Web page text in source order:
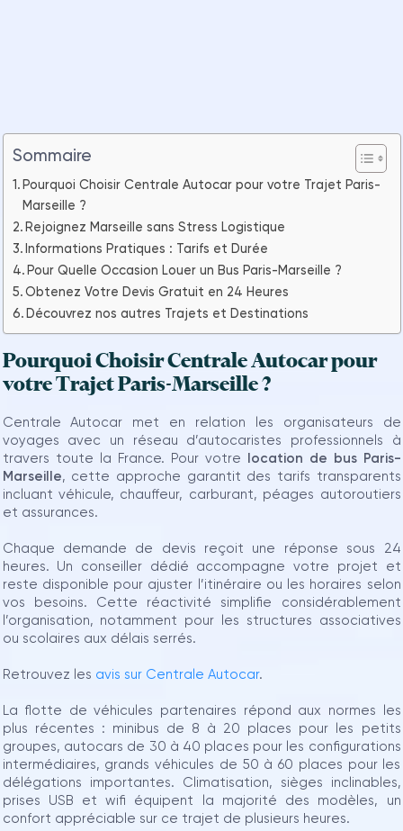
Sommaire
Pourquoi Choisir Centrale Autocar pour votre Trajet Paris-
Marseille ?
Rejoignez Marseille sans Stress Logistique
Informations Pratiques : Tarifs et Durée
Pour Quelle Occasion Louer un Bus Paris-Marseille ?
Obtenez Votre Devis Gratuit en 24 Heures
Découvrez nos autres Trajets et Destinations
Pourquoi Choisir Centrale Autocar pour
votre Trajet Paris-Marseille ?
Centrale Autocar met en relation les organisateurs de
voyages avec un réseau d’autocaristes professionnels à
travers toute la France. Pour votre location de bus Paris-
Marseille, cette approche garantit des tarifs transparents
incluant véhicule, chauffeur, carburant, péages autoroutiers
et assurances.
Chaque demande de devis reçoit une réponse sous 24
heures. Un conseiller dédié accompagne votre projet et
reste disponible pour ajuster l’itinéraire ou les horaires selon
vos besoins. Cette réactivité simplifie considérablement
l’organisation, notamment pour les structures associatives
ou scolaires aux délais serrés.
Retrouvez les avis sur Centrale Autocar.
La flotte de véhicules partenaires répond aux normes les
plus récentes : minibus de 8 à 20 places pour les petits
groupes, autocars de 30 à 40 places pour les configurations
intermédiaires, grands véhicules de 50 à 60 places pour les
délégations importantes. Climatisation, sièges inclinables,
prises USB et wifi équipent la majorité des modèles, un
confort appréciable sur ce trajet de plusieurs heures.